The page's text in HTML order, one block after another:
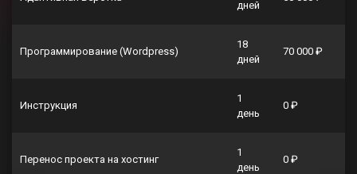
дней
Программирование (Wordpress)
18
дней
70 000 ₽
Инструкция
1
день
0 ₽
Перенос проекта на хостинг
1
день
0 ₽